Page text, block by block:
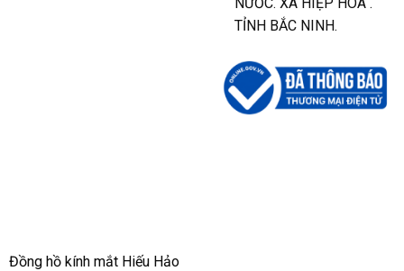
TỈNH BẮC NINH.
Đồng hồ kính mắt Hiếu Hảo